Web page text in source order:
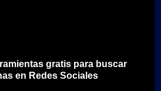
gratis para buscar
en Redes Sociales